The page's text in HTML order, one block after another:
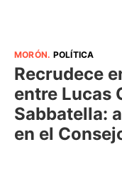
MORÓN. POLÍTICA
Recrudece
entre Lucas
Sabbatella:
en el